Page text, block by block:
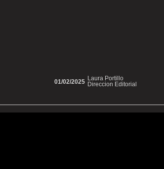
Laura Portillo
Direccion Editorial
01/02/2025